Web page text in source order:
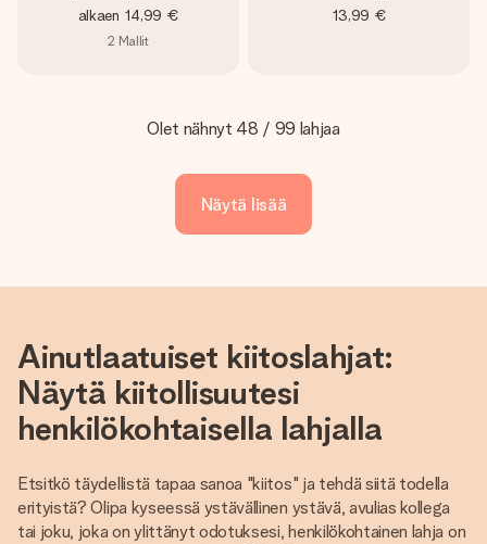
alkaen 14,99 €
2 Mallit
13,99 €
Olet nähnyt 48 / 99 lahjaa
Näytä lisää
Ainutlaatuiset kiitoslahjat:
Näytä kiitollisuutesi
henkilökohtaisella lahjalla
Etsitkö täydellistä tapaa sanoa "kiitos" ja tehdä siitä todella
erityistä? Olipa kyseessä ystävällinen ystävä, avulias kollega
tai joku, joka on ylittänyt odotuksesi, henkilökohtainen lahja on